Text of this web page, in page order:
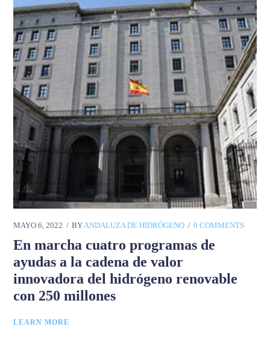
MAYO 6, 2022 BY ANDALUZA DE HIDRÓGENO 0 COMMENTS
En marcha cuatro programas de
ayudas a la cadena de valor
innovadora del hidrógeno renovable
con 250 millones
LEARN MORE